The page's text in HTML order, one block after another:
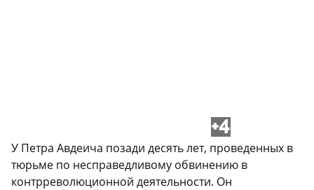
+4
У Петра Авдеича позади десять лет, проведенных в
тюрьме по несправедливому обвинению в
контрреволюционной деятельности. Он